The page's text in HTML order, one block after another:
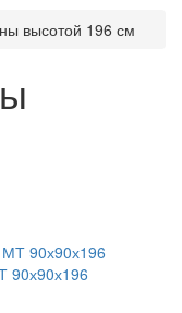
высотой 196 см
90х90х196